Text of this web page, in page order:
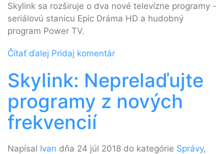
Skylink sa rozširuje o dva nové televízne programy -
seriálovú stanicu Epic Dráma HD a hudobný
program Power TV.
Čítať ďalej Pridaj komentár
Skylink: Neprelaďujte
programy z nových
frekvencií
Napísal Ivan dňa 24 júl 2018 do kategórie Správy,